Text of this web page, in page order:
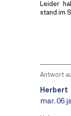
Leider
stand im
Antwort
Herbert
mar. 06